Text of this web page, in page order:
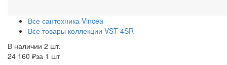
Все сантехника Vincea
Все товары коллекции VST-4SR
В наличии 2 шт.
24 160 ₽за 1 шт